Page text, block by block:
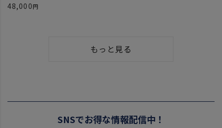
48,000
もっと見る
SNSでお得な情報配信中！